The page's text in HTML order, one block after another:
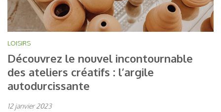
LOISIRS
Découvrez le nouvel incontournable
des ateliers créatifs : l’argile
autodurcissante
12 janvier 2023